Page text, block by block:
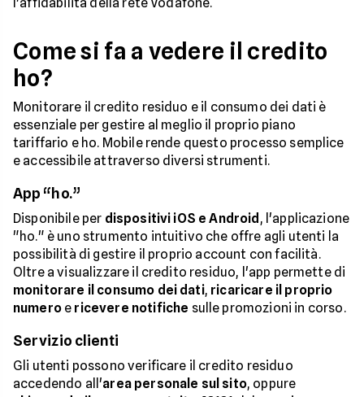
Come si fa a vedere il credito
ho?
Monitorare il credito residuo e il consumo dei dati è
essenziale per gestire al meglio il proprio piano
tariffario e ho. Mobile rende questo processo semplice
e accessibile attraverso diversi strumenti.
App “ho.”
Disponibile per dispositivi iOS e Android , l'applicazione
"ho." è uno strumento intuitivo che offre agli utenti la
possibilità di gestire il proprio account con facilità.
Oltre a visualizzare il credito residuo, l'app permette di
monitorare il consumo dei dati, ricaricare il proprio
numeroe ricevere notifiche sulle promozioni in corso.
Servizio clienti
Gli utenti possono verificare il credito residuo
accedendo all'area personale sul sito, oppure